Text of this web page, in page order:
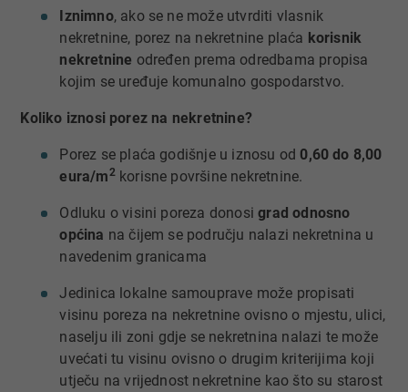
Iznimno, ako se ne može utvrditi vlasnik
nekretnine, porez na nekretnine plaća korisnik
nekretnine određen prema odredbama propisa
kojim se uređuje komunalno gospodarstvo.
Koliko iznosi porez na nekretnine?
Porez se plaća godišnje u iznosu od 0,60 do 8,00
eura/m2korisne površine nekretnine.
Odluku o visini poreza donosigrad odnosno
općina na čijem se području nalazi nekretnina u
navedenim granicama
Jedinica lokalne samouprave može propisati
visinu poreza na nekretnine ovisno o mjestu, ulici,
naselju ili zoni gdje se nekretnina nalazi te može
uvećati tu visinu ovisno o drugim kriterijima koji
utječu na vrijednost nekretnine kao što su starost